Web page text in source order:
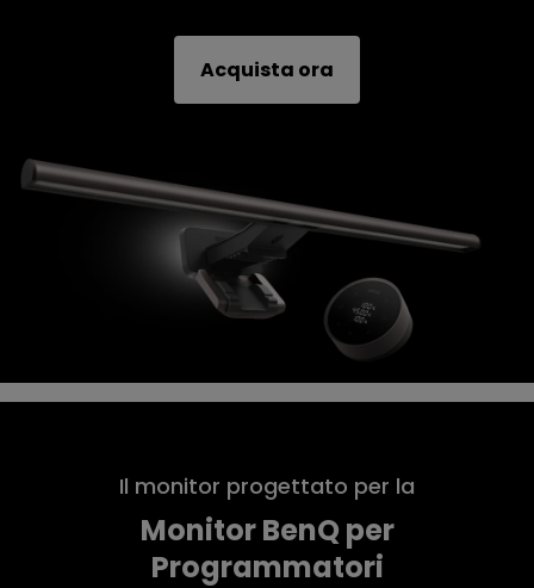
Acquista ora
Il monitor progettato per la
programmazione
Monitor BenQ per
Programmatori